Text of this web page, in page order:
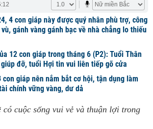
4 con giáp này được quý nhân phù trợ, công
gánh vàng gánh bạc về nhà chẳng lo thiếu
12 con giáp trong tháng 6 (P2): Tuổi Thân
đỡ, tuổi Hợi tin vui liên tiếp gõ cửa
con giáp nên nắm bắt cơ hội, tận dụng làm
chính vững vàng, dư dả
có cuộc sống vui vẻ và thuận lợi trong